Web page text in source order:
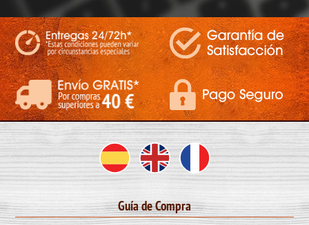
Guía de Compra